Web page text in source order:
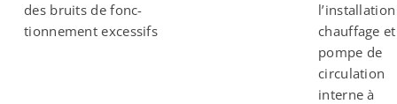
des bruits de fonc-
tionnement excessifs
chauffage
pompe de
circulation
interne à